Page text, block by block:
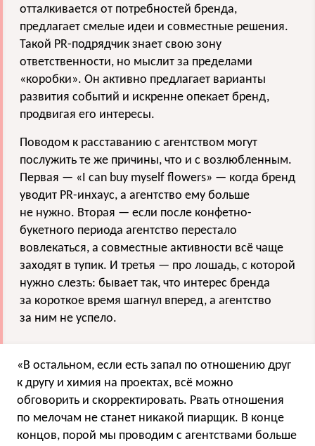
отталкивается от потребностей бренда,
предлагает смелые идеи и совместные решения.
Такой PR-подрядчик знает свою зону
ответственности, но мыслит за пределами
«коробки». Он активно предлагает варианты
развития событий и искренне опекает бренд,
продвигая его интересы.
Поводом к расставанию с агентством могут
послужить те же причины, что и с возлюбленным.
Первая — «I can buy myself flowers» — когда бренд
уводит PR-инхаус, а агентство ему больше
не нужно. Вторая — если после конфетно-
букетного периода агентство перестало
вовлекаться, а совместные активности всё чаще
заходят в тупик. И третья — про лошадь, с которой
нужно слезть: бывает так, что интерес бренда
за короткое время шагнул вперед, а агентство
за ним не успело.
«В остальном, если есть запал по отношению друг
к другу и химия на проектах, всё можно
обговорить и скорректировать. Рвать отношения
по мелочам не станет никакой пиарщик. В конце
концов, порой мы проводим с агентствами больше